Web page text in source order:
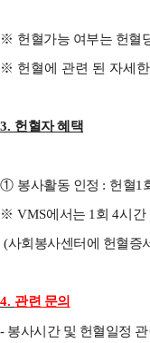
※ 헌혈가능 여부는 헌혈
※ 헌혈에 관련 된 자세
3. 헌혈자 혜택
① 봉사활동 인정 : 헌혈1
※ VMS에서는 1회4시간
(사회봉사센터에 헌혈증
4. 관련 문의
- 봉사시간 및 헌혈일정 관